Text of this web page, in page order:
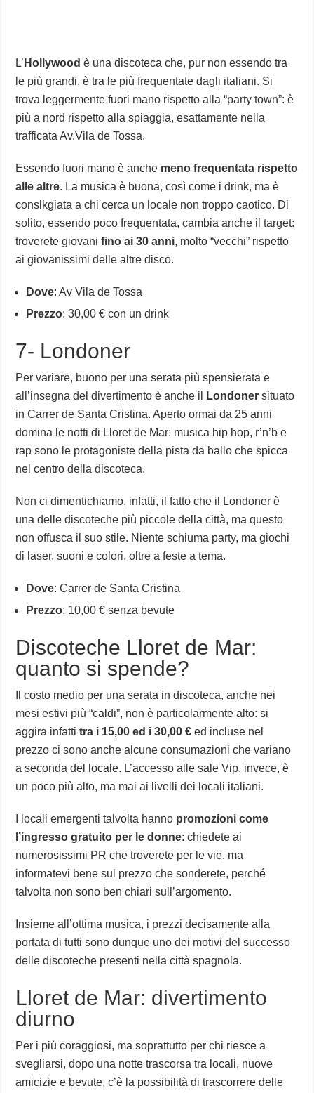
L’ Hollywood è una discoteca che, pur non essendo tra
le più grandi, è tra le più frequentate dagli italiani. Si
trova leggermente fuori mano rispetto alla “party town”: è
più a nord rispetto alla spiaggia, esattamente nella
trafficata Av.Vila de Tossa.
Essendo fuori mano è anche meno frequentata rispetto
alle altre. La musica è buona, così come i drink, ma è
conslkgiata a chi cerca un locale non troppo caotico. Di
solito, essendo poco frequentata, cambia anche il target:
troverete giovanifino ai 30 anni, molto “vecchi” rispetto
ai giovanissimi delle altre disco.
Dove: Av Vila de Tossa
Prezzo: 30,00 € con un drink
7- Londoner
Per variare, buono per una serata più spensierata e
all’insegna del divertimento è anche il
Londonersituato
in Carrer de Santa Cristina. Aperto ormai da 25 anni
domina le notti di Lloret de Mar: musica hip hop, r’n’b e
rap sono le protagoniste della pista da ballo che spicca
nel centro della discoteca.
Non ci dimentichiamo, infatti, il fatto che il Londoner è
una delle discoteche più piccole della città, ma questo
non offusca il suo stile. Niente schiuma party, ma giochi
di laser, suoni e colori, oltre a feste a tema.
Dove: Carrer de Santa Cristina
Prezzo: 10,00 € senza bevute
Discoteche Lloret de Mar:
quanto si spende?
Il costo medio per una serata in discoteca, anche nei
mesi estivi più “caldi”, non è particolarmente alto: si
aggira infattitra i 15,00 ed i 30,00 € ed incluse nel
prezzo ci sono anche alcune consumazioni che variano
a seconda del locale. L’accesso alle sale Vip, invece, è
un poco più alto, ma mai ai livelli dei locali italiani.
I locali emergenti talvolta hanno promozioni come
l’ingresso gratuito per le donne: chiedete ai
numerosissimi PR che troverete per le vie, ma
informatevi bene sul prezzo che sonderete, perché
talvolta non sono ben chiari sull’argomento.
Insieme all’ottima musica, i prezzi decisamente alla
portata di tutti sono dunque uno dei motivi del successo
delle discoteche presenti nella città spagnola.
Lloret de Mar: divertimento
diurno
Per i più coraggiosi, ma soprattutto per chi riesce a
svegliarsi, dopo una notte trascorsa tra locali, nuove
amicizie e bevute, c’è la possibilità di trascorrere delle